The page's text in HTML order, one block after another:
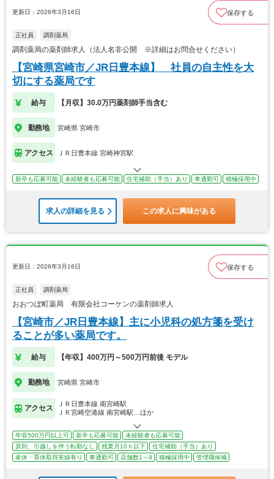
更新日：2026年3月16日 保存する
正社員 調剤薬局
調剤薬局の薬剤師求人（法人名非公開 ※詳細はお問合せください）
【宮崎県宮崎市／JR日豊本線】 社員の自主性を大
切にする薬局です
給与 【月収】30.0万円薬剤師手当含む
勤務地 宮崎県 宮崎市
アクセス ＪＲ日豊本線 宮崎神宮駅
新卒も応募可能 未経験者も応募可能 住宅補助（手当）あり 車通勤可 積極採用中
求人の詳細を見る この求人に興味がある
更新日：2026年3月16日 保存する
正社員 調剤薬局
おおつぼ町薬局 有限会社コーケンの薬剤師求人
【宮崎市／JR日豊本線】主に小児科の処方箋を受け
ることが多い薬局です。
給与 【年収】400万円～500万円前後 モデル
勤務地 宮崎県 宮崎市
アクセス
ＪＲ日豊本線 南宮崎駅
ＪＲ宮崎空港線 南宮崎駅…ほか
年収500万円以上可 新卒も応募可能
未経験者も応募可能
原則、引越しを伴う転勤なし
残業月10ｈ以下
住宅補助（手当）あり
産休・育休取得実績有り
車通勤可 店舗数1～9 積極採用中 管理職候補